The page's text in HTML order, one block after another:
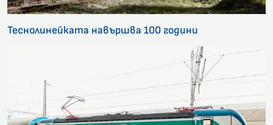
Теснолинейката навършва 100 години